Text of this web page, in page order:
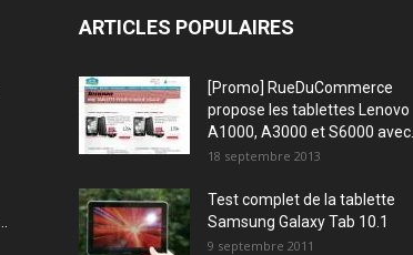
ARTICLES POPULAIRES
[Promo] RueDuCommerce
propose les tablettes Lenovo
A1000, A3000 et S6000 avec...
18 septembre 2013
Test complet de la tablette
Samsung Galaxy Tab 10.1
9 septembre 2011